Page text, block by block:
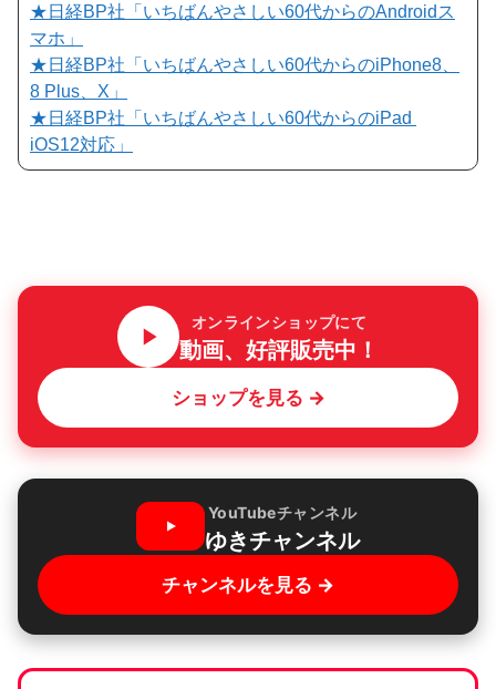
★日経BP社「いちばんやさしい60代からのAndroidス
マホ」
★日経BP社「いちばんやさしい60代からのiPhone8、
8 Plus、X」
★日経BP社「いちばんやさしい60代からのiPad
iOS12対応」
オンラインショップにて
動画、好評販売中！
ショップを見る →
YouTubeチャンネル
ゆきチャンネル
チャンネルを見る →